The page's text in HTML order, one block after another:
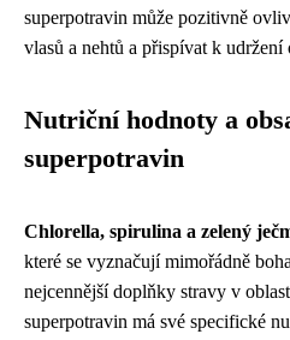
superpotravin může pozitivně
vlasů a nehtů a přispívat k
Nutriční hodnoty a
superpotravin
Chlorella, spirulina a zelený
které se vyznačují mimořádně
nejcennější doplňky stravy v
superpotravin má své specifické